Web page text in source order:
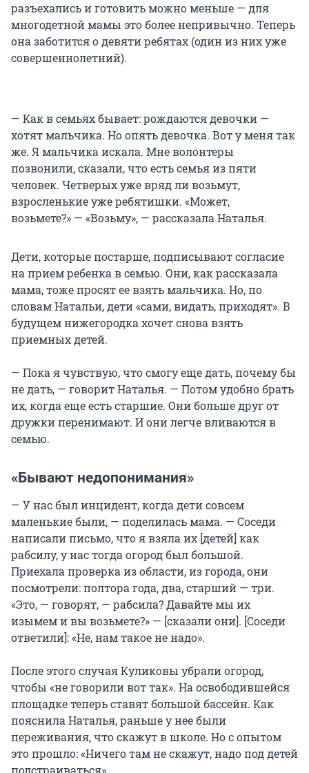
разъехались и готовить можно меньше — для
многодетной мамы это более непривычно. Теперь
она заботится о девяти ребятах (один из них уже
совершеннолетний).
— Как в семьях бывает: рождаются девочки —
хотят мальчика. Но опять девочка. Вот у меня так
же. Я мальчика искала. Мне волонтеры
позвонили, сказали, что есть семья из пяти
человек. Четверых уже вряд ли возьмут,
взросленькие уже ребятишки. «Может,
возьмете?» — «Возьму», — рассказала Наталья.
Дети, которые постарше, подписывают согласие
на прием ребенка в семью. Они, как рассказала
мама, тоже просят ее взять мальчика. Но, по
словам Натальи, дети «сами, видать, приходят». В
будущем нижегородка хочет снова взять
приемных детей.
— Пока я чувствую, что смогу еще дать, почему бы
не дать, — говорит Наталья. — Потом удобно брать
их, когда еще есть старшие. Они больше друг от
дружки перенимают. И они легче вливаются в
семью.
«Бывают недопонимания»
— У нас был инцидент, когда дети совсем
маленькие были, — поделилась мама. — Соседи
написали письмо, что я взяла их [детей] как
рабсилу, у нас тогда огород был большой.
Приехала проверка из области, из города, они
посмотрели: полтора года, два, старший — три.
«Это, — говорят, — рабсила? Давайте мы их
изымем и вы возьмете?» — [сказали они]. [Соседи
ответили]: «Не, нам такое не надо».
После этого случая Куликовы убрали огород,
чтобы «не говорили вот так». На освободившейся
площадке теперь ставят большой бассейн. Как
пояснила Наталья, раньше у нее были
переживания, что скажут в школе. Но с опытом
это прошло: «Ничего там не скажут, надо под детей
подстраиваться».